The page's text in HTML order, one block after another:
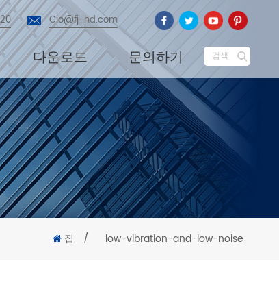
Cio@fj-hd.com
다운로드 문의하기 검색
집 / low-vibration-and-low-noise